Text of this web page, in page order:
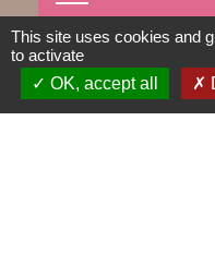
build
This site uses cookies and
to activate
OK, accept all